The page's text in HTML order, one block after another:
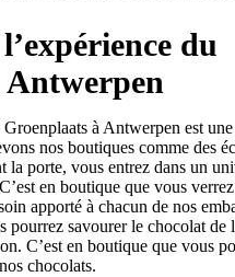
du
Antwerpen
à Antwerpen est
nos boutiques comme des
la porte, vous entrez dans un
en boutique que vous
apporté à chacun de nos
pourrez savourer le chocolat de
C’est en boutique que vous
chocolats.